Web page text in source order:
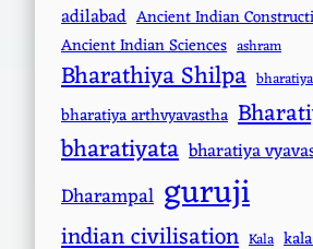
adilabad Ancient Indian
Ancient Indian Sciences ashram
Bharathiya Shilpa bharatiya
bharatiya arthvyavastha
bharatiyata bharatiya
Dharampal guruji
indian civilisation Kala